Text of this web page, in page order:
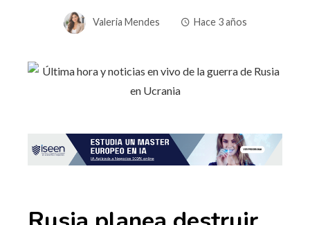
Valeria Mendes Hace 3 años